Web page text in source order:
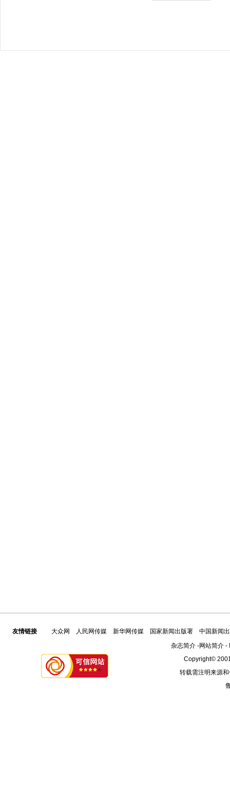
友情链接 大众网 人民网传媒 新华网传媒 国家新闻出版署
中国新闻
杂志简介-网站简介-
Copyright©
转载需注明来源